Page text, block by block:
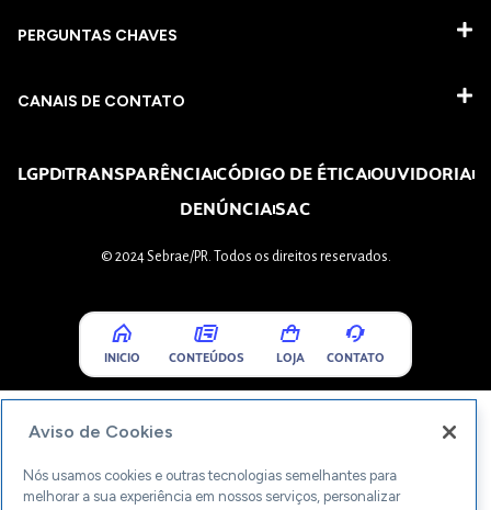
PERGUNTAS CHAVES​
CANAIS DE CONTATO
LGPDTRANSPARÊNCIACÓDIGO DE ÉTICAOUVIDORIA
DENÚNCIASAC
© 2024 Sebrae/PR. Todos os direitos reservados.
INICIO CONTEÚDOS LOJA CONTATO
Aviso de Cookies
Nós usamos cookies e outras tecnologias semelhantes para
melhorar a sua experiência em nossos serviços, personalizar